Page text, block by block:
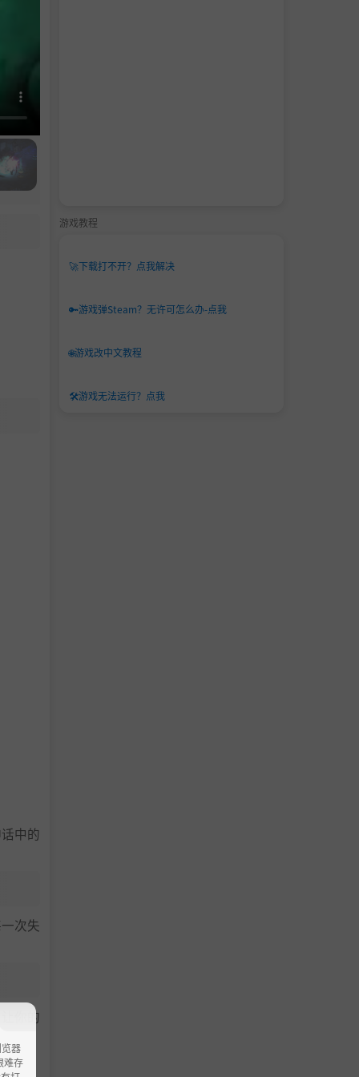
中的
次失
你的
游戏教程
🚀下载打不开？点我解决
🔑游戏弹Steam？无许可怎么办-点我
🌐游戏改中文教程
🛠️游戏无法运行？点我
器
难存